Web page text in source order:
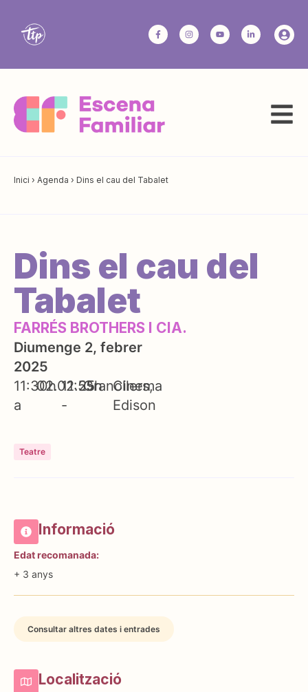
Inici › Agenda › Dins el cau del Tabalet
Dins el cau del
Tabalet
FARRÉS BROTHERS I CIA.
Diumenge 2, febrer
2025
11:30h
a
02.02.25
11:55h
-
Granollers
Cinema
Edison
Teatre
Informació
Edat recomanada:
+ 3 anys
Consultar altres dates i entrades
Localització